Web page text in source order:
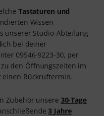
Tastaturen und
Wissen
unserer Studio-Abteilung
bei deiner
09546-9223-30, per
zu den Öffnungszeiten im
Rückruftermin.
Zubehör unsere 30-Tage
3 Jahre